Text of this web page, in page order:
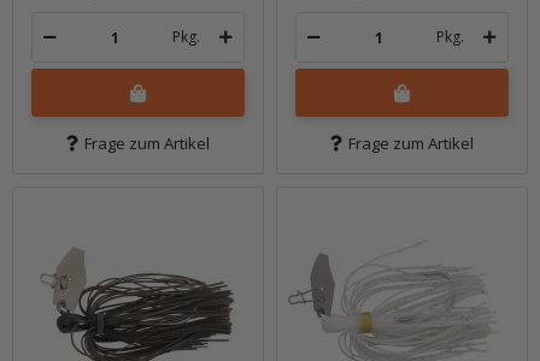
Pkg.
Frage zum Artikel
Pkg.
Frage zum Artikel